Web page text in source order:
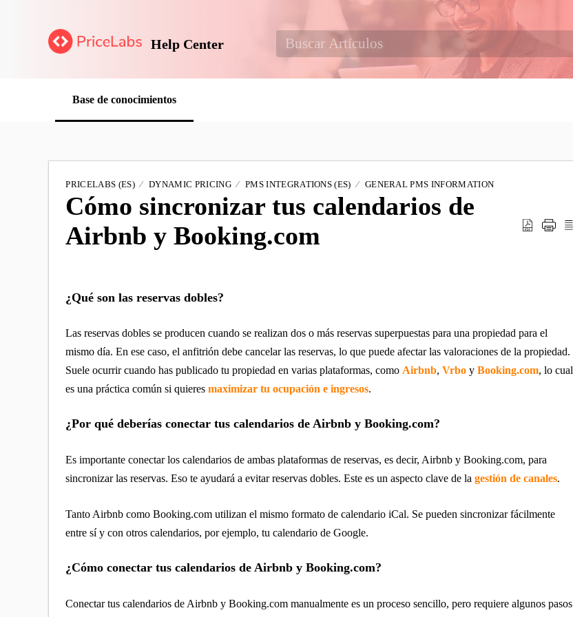
Help Center
Base de conocimientos
PRICELABS (ES) DYNAMIC PRICING PMS INTEGRATIONS (ES) GENERAL PMS INFORMATION
Cómo sincronizar tus calendarios de
Airbnb y Booking.com
¿Qué son las reservas dobles?
Las reservas dobles se producen cuando se realizan dos o más reservas superpuestas para una propiedad para el
mismo día. En ese caso, el anfitrión debe cancelar las reservas, lo que puede afectar las valoraciones de la propiedad.
Suele ocurrir cuando has publicado tu propiedad en varias plataformas, como Airbnb,Vrbo yBooking.com, lo cual
es una práctica común si quieresmaximizar tu ocupación e ingresos.
¿Por qué deberías conectar tus calendarios de Airbnb y Booking.com?
Es importante conectar los calendarios de ambas plataformas de reservas, es decir, Airbnb y Booking.com, para
sincronizar las reservas. Eso te ayudará a evitar reservas dobles. Este es un aspecto clave de lagestión de canales.
Tanto Airbnb como Booking.com utilizan el mismo formato de calendario iCal. Se pueden sincronizar fácilmente
entre sí y con otros calendarios, por ejemplo, tu calendario de Google.
¿Cómo conectar tus calendarios de Airbnb y Booking.com?
Conectar tus calendarios de Airbnb y Booking.com manualmente es un proceso sencillo, pero requiere algunos pasos